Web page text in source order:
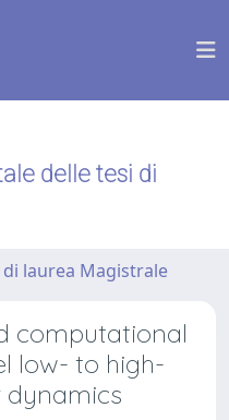
delle tesi di
di laurea Magistrale
computational
low- to high-